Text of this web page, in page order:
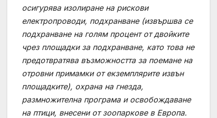
осигурява изолиране на рискови
електропроводи, подхранване (извършва се
подхранване на голям процент от двойките
чрез площадки за подхранване, като това не
предотвратява възможността за поемане на
отровни примамки от екземплярите извън
площадките), охрана на гнезда,
размножителна програма и освобождаване
на птици, внесени от зоопаркове в Европа.